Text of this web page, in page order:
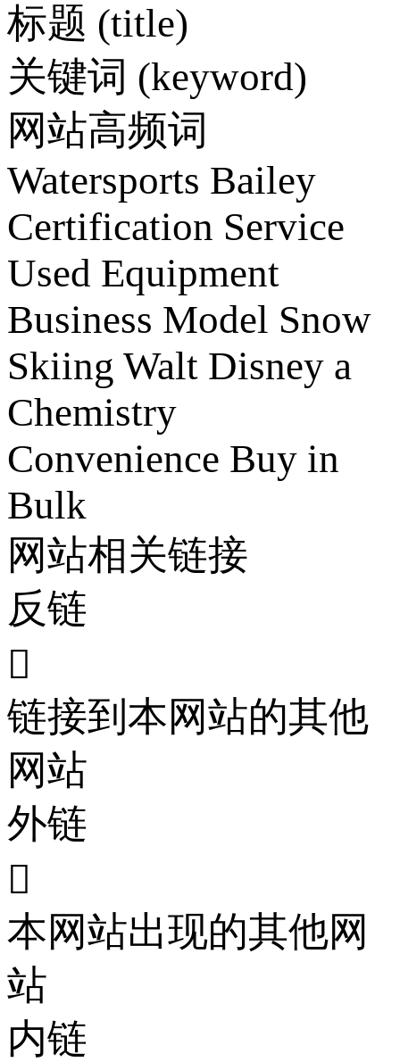
标题 (title)
关键词 (keyword)
网站高频词
Watersports Bailey
Certification Service
Used Equipment
Business Model Snow
Skiing Walt Disney a
Chemistry
Convenience Buy in
Bulk
网站相关链接
反链

链接到本网站的其他
网站
外链

本网站出现的其他网
站
内链